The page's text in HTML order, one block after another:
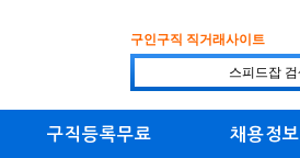
구인구직 직거래사이트
구직등록무료 채용정보